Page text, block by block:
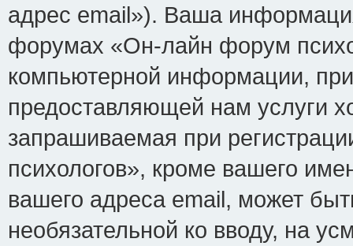
адрес email»). Ваша
форумах «Он-лайн форум
компьютерной информации,
предоставляющей нам услуги
запрашиваемая при
психологов», кроме вашего
вашего адреса email, может
необязательной ко вводу, на